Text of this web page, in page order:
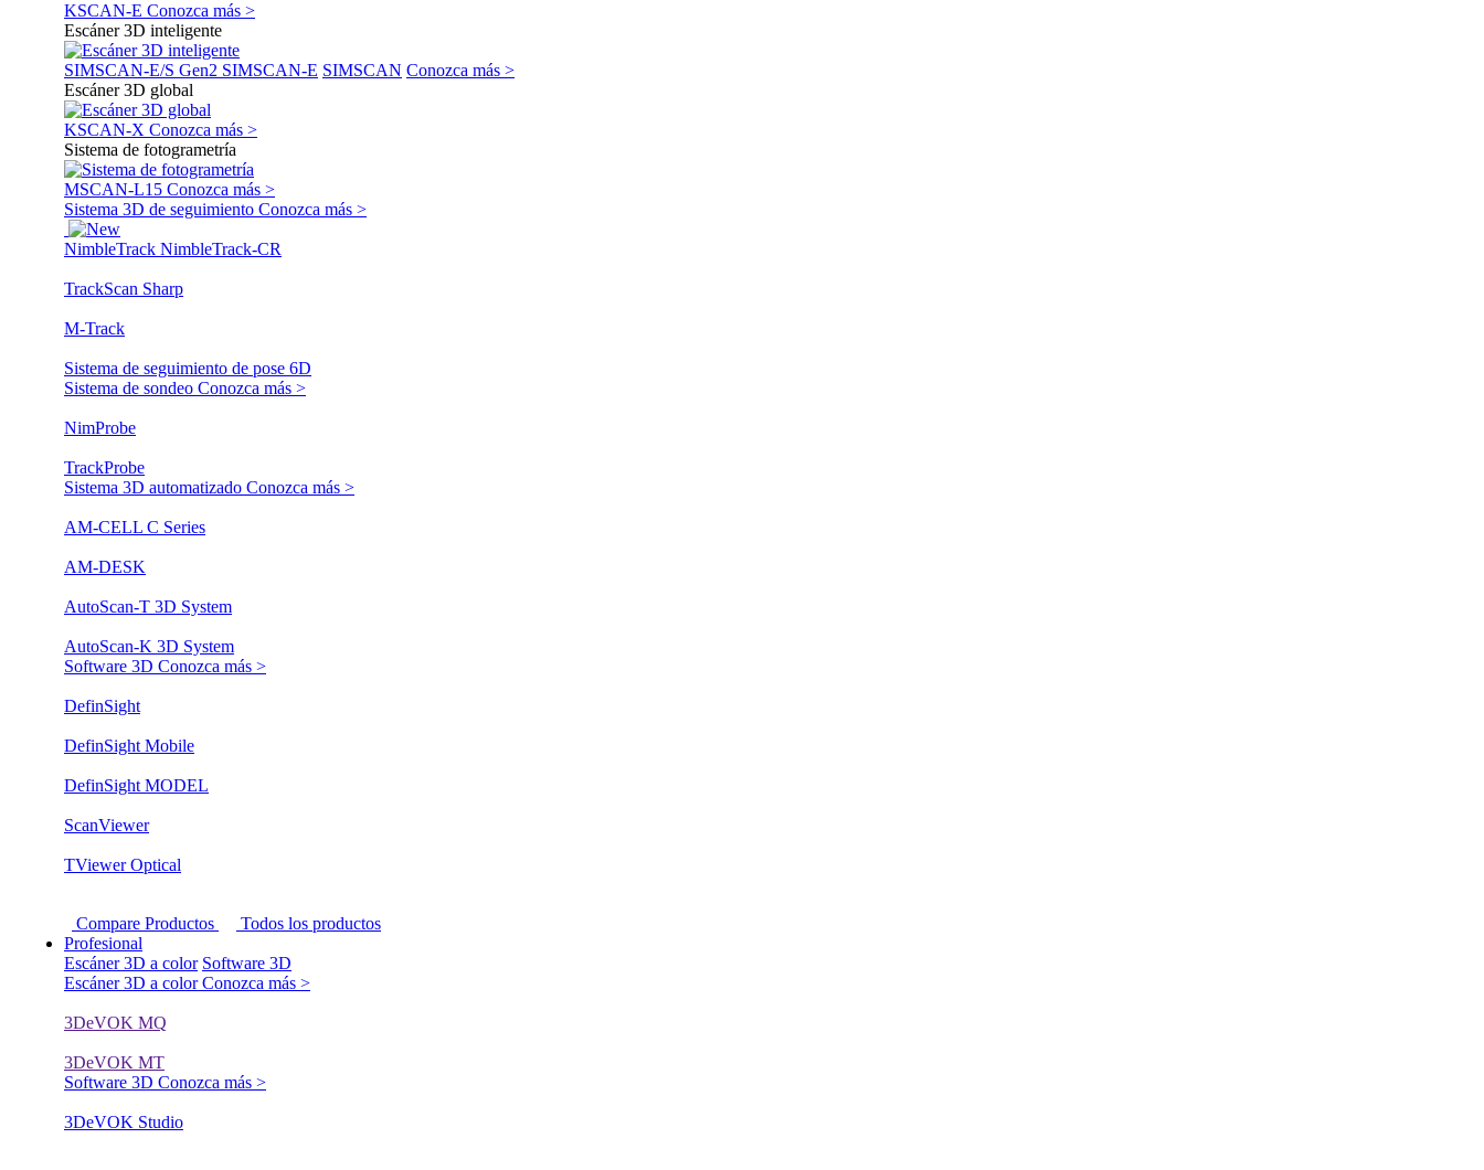
KSCAN-E Conozca más >
Escáner 3D inteligente
SIMSCAN-E/S Gen2 SIMSCAN-E SIMSCAN Conozca más >
Escáner 3D global
KSCAN-X Conozca más >
Sistema de fotogrametría
MSCAN-L15 Conozca más >
Sistema 3D de seguimiento Conozca más >
NimbleTrack NimbleTrack-CR
TrackScan Sharp
M-Track
Sistema de seguimiento de pose 6D
Sistema de sondeo Conozca más >
NimProbe
TrackProbe
Sistema 3D automatizado Conozca más >
AM-CELL C Series
AM-DESK
AutoScan-T 3D System
AutoScan-K 3D System
Software 3D Conozca más >
DefinSight
DefinSight Mobile
DefinSight MODEL
ScanViewer
TViewer Optical
Compare Productos
Todos los productos
Profesional
Escáner 3D a color Software 3D
Escáner 3D a colorConozca más >
3DeVOK MQ
3DeVOK MT
Software 3D Conozca más >
3DeVOK Studio